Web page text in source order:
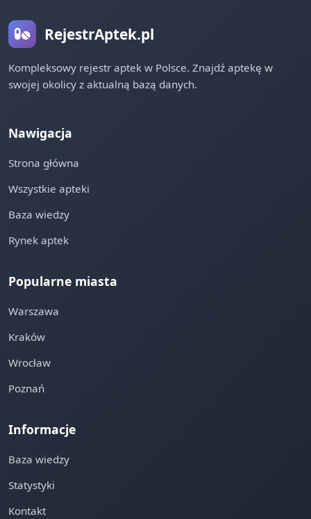
RejestrAptek.pl
Kompleksowy rejestr aptek w Polsce. Znajdź aptekę w
swojej okolicy z aktualną bazą danych.
Nawigacja
Strona główna
Wszystkie apteki
Baza wiedzy
Rynek aptek
Popularne miasta
Warszawa
Kraków
Wrocław
Poznań
Informacje
Baza wiedzy
Statystyki
Kontakt